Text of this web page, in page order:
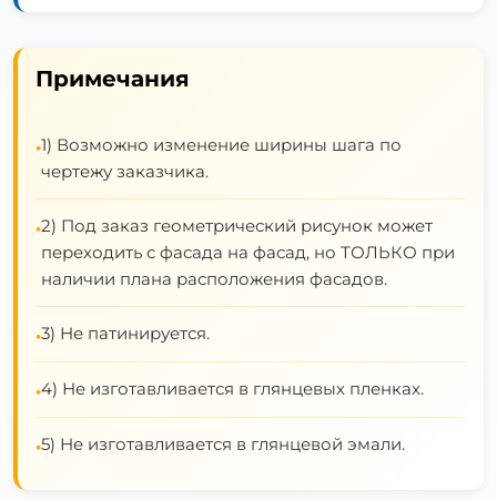
Примечания
•1) Возможно изменение ширины шага по
чертежу заказчика.
•2) Под заказ геометрический рисунок может
переходить с фасада на фасад, но ТОЛЬКО при
наличии плана расположения фасадов.
•3) Не патинируется.
•4) Не изготавливается в глянцевых пленках.
•5) Не изготавливается в глянцевой эмали.